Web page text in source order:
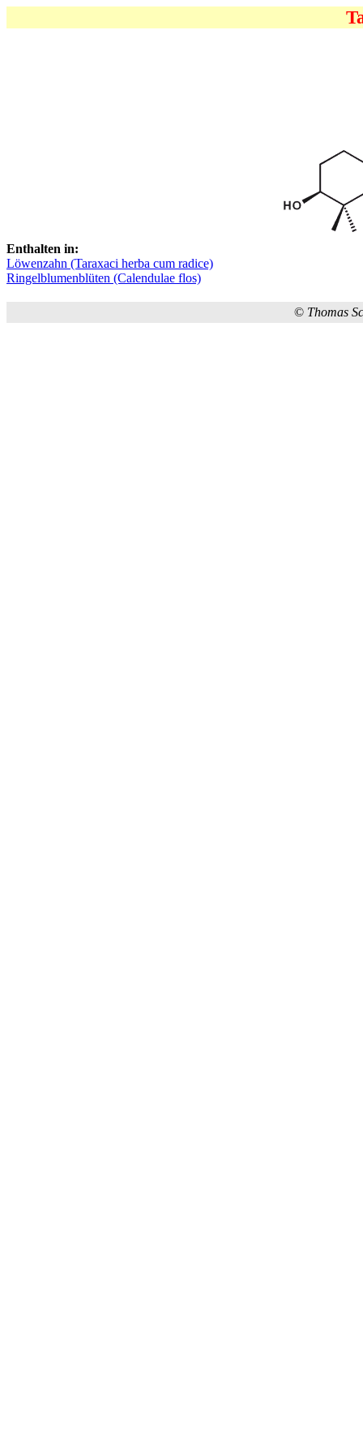
Enthalten in:
Löwenzahn (Taraxaci herba cum radice)
Ringelblumenblüten (Calendulae flos)
© Thomas